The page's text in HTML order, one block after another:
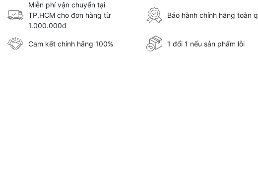
Miễn phí vận chuyển tại
TP.HCM cho đơn hàng từ
1.000.000đ
Bảo hành chính hãng toàn
Cam kết chính hãng 100% 1 đổi 1 nếu sản phẩm lỗi